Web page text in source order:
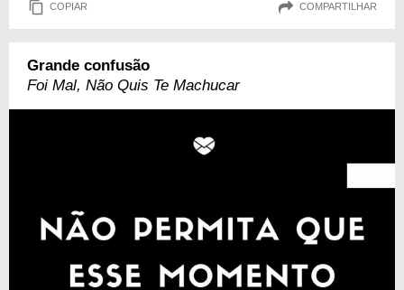
COPIAR COMPARTILHAR
Grande confusão
Foi Mal, Não Quis Te Machucar